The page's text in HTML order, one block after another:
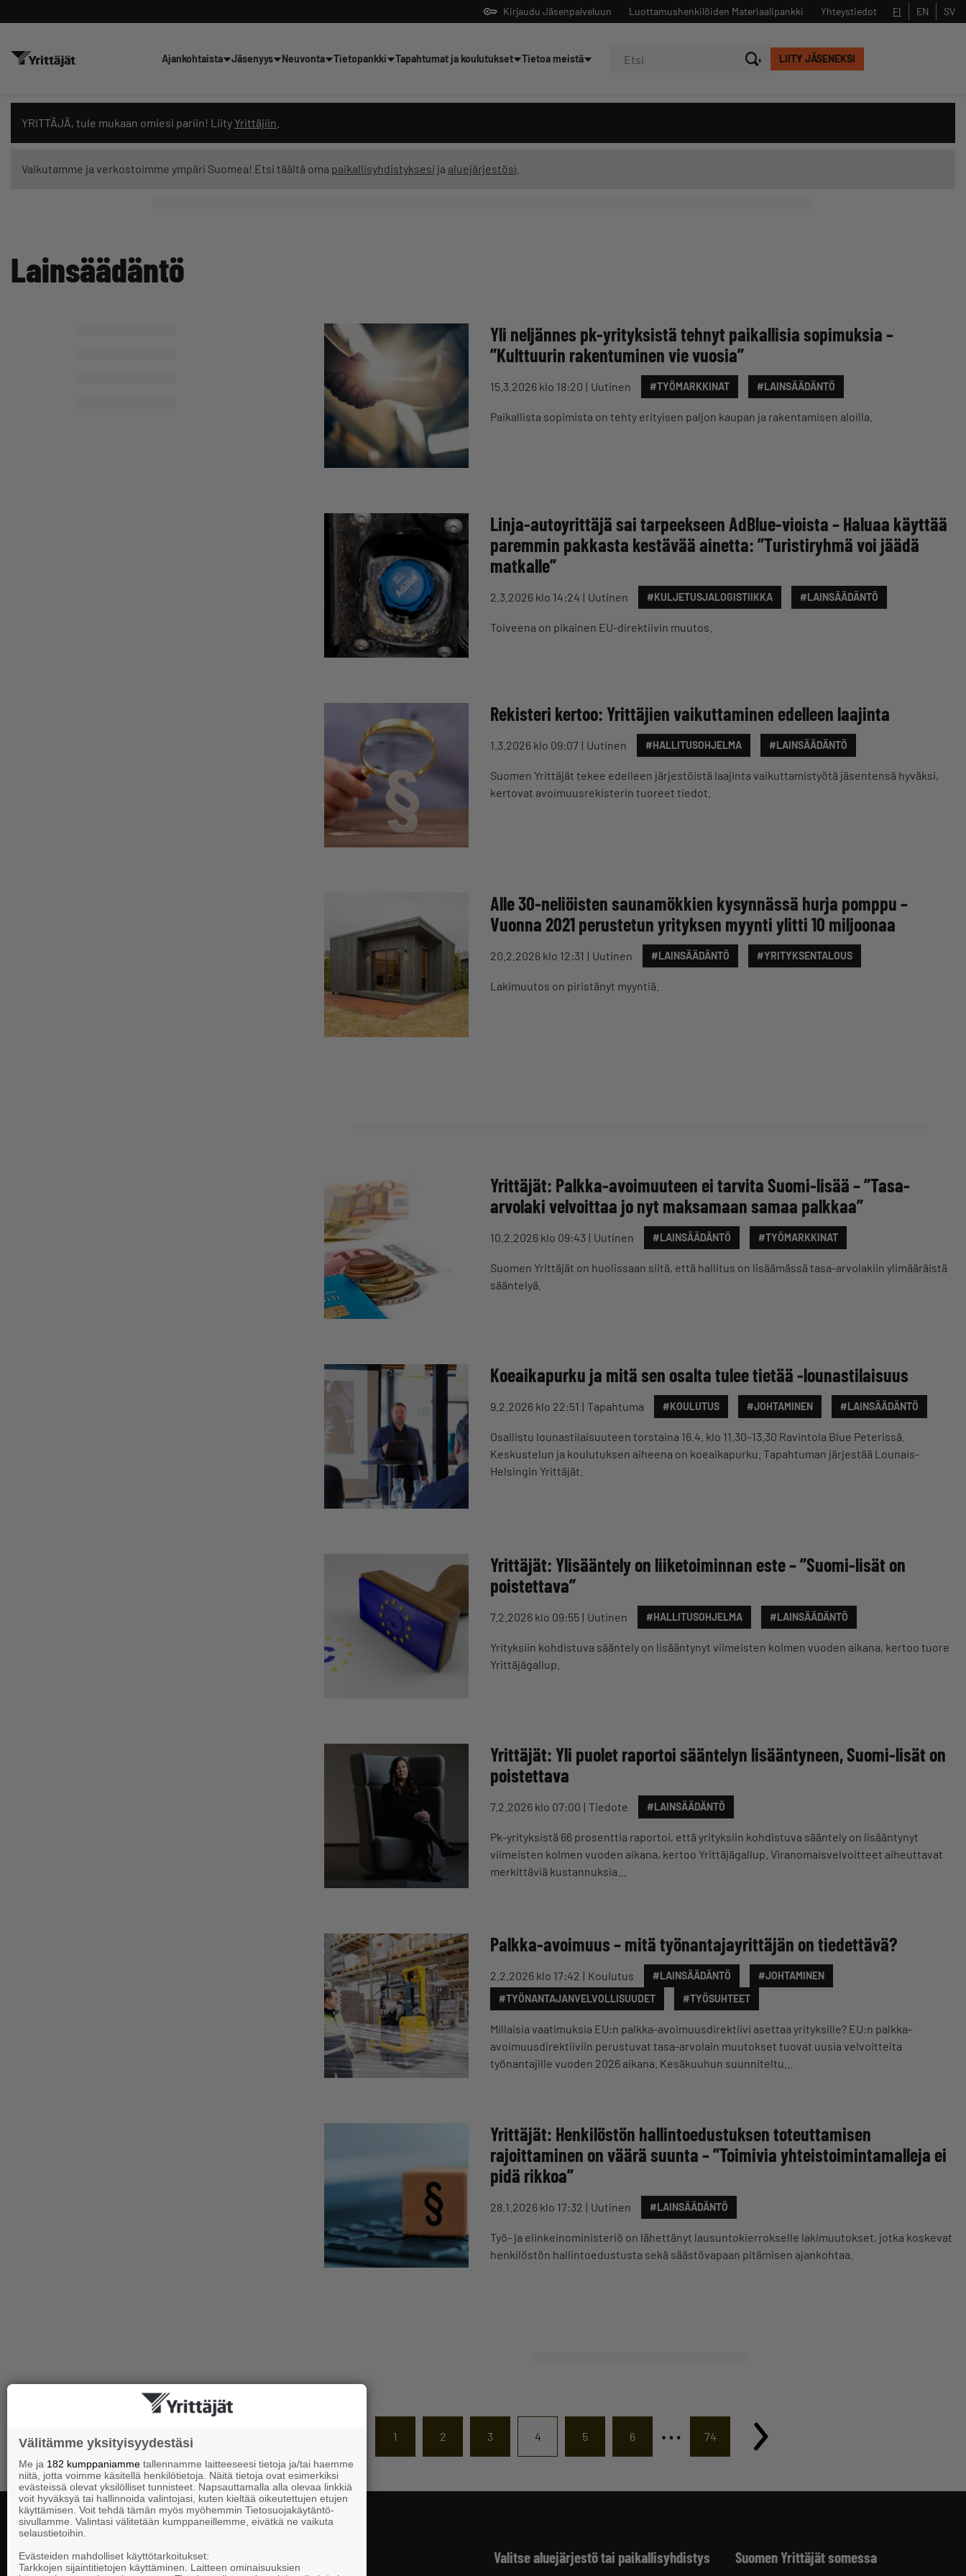
Kirjaudu Jäsenpalveluun Yhteystiedot
Luottamushenkilöiden Materiaalipankki FI EN SV
LIITY JÄSENEKSI
Ajankohtaista Jäsenyys Neuvonta Tietopankki Tapahtumat ja koulutukset Tietoa meistä
YRITTÄJÄ, tule mukaan omiesi pariin! Liity Yrittäjiin
Vaikutamme ja verkostoimme ympäri Suomea! Etsi täältä oma paikallisyhdistyksesi ja aluejärjestösi
Lainsäädäntö
Yli neljännes pk-yrityksistä tehnyt paikallisia sopimuksia –
”Kulttuurin rakentuminen vie vuosia”
15.3.2026 klo 18:20 Uutinen #TYÖMARKKINAT #LAINSÄÄDÄNTÖ
Paikallista sopimista on tehty erityisen paljon kaupan ja rakentamisen aloilla.
Linja-autoyrittäjä sai tarpeekseen AdBlue-vioista – Haluaa käyttää
paremmin pakkasta kestävää ainetta: ”Turistiryhmä voi jäädä
matkalle”
2.3.2026 klo 14:24 Uutinen #KULJETUSJALOGISTIIKKA #LAINSÄÄDÄNTÖ
Toiveena on pikainen EU-direktiivin muutos.
Rekisteri kertoo: Yrittäjien vaikuttaminen edelleen laajinta
1.3.2026 klo 09:07 Uutinen #HALLITUSOHJELMA #LAINSÄÄDÄNTÖ
Suomen Yrittäjät tekee edelleen järjestöistä laajinta vaikuttamistyötä jäsentensä hyväksi,
kertovat avoimuusrekisterin tuoreet tiedot.
Alle 30-neliöisten saunamökkien kysynnässä hurja pomppu –
Vuonna 2021 perustetun yrityksen myynti ylitti 10 miljoonaa
20.2.2026 klo 12:31 Uutinen #LAINSÄÄDÄNTÖ #YRITYKSENTALOUS
Lakimuutos on piristänyt myyntiä.
Yrittäjät: Palkka-avoimuuteen ei tarvita Suomi-lisää – ”Tasa-
arvolaki velvoittaa jo nyt maksamaan samaa palkkaa”
10.2.2026 klo 09:43 Uutinen #LAINSÄÄDÄNTÖ #TYÖMARKKINAT
Suomen Yrittäjät on huolissaan siitä, että hallitus on lisäämässä tasa-arvolakiin ylimääräistä
sääntelyä.
Koeaikapurku ja mitä sen osalta tulee tietää -lounastilaisuus
9.2.2026 klo 22:51 Tapahtuma #KOULUTUS #JOHTAMINEN #LAINSÄÄDÄNTÖ
Osallistu lounastilaisuuteen torstaina 16.4. klo 11.30–13.30 Ravintola Blue Peterissä.
Keskustelun ja koulutuksen aiheena on koeaikapurku. Tapahtuman järjestää Lounais-
Helsingin Yrittäjät.
Yrittäjät: Ylisääntely on liiketoiminnan este – ”Suomi-lisät on
poistettava”
7.2.2026 klo 09:55 Uutinen #HALLITUSOHJELMA #LAINSÄÄDÄNTÖ
Yrityksiin kohdistuva sääntely on lisääntynyt viimeisten kolmen vuoden aikana, kertoo tuore
Yrittäjägallup.
Yrittäjät: Yli puolet raportoi sääntelyn lisääntyneen, Suomi-lisät on
poistettava
7.2.2026 klo 07:00 Tiedote #LAINSÄÄDÄNTÖ
Pk-yrityksistä 66 prosenttia raportoi, että yrityksiin kohdistuva sääntely on lisääntynyt
viimeisten kolmen vuoden aikana, kertoo Yrittäjägallup. Viranomaisvelvoitteet aiheuttavat
merkittäviä kustannuksia…
Palkka-avoimuus – mitä työnantajayrittäjän on tiedettävä?
2.2.2026 klo 17:42 Koulutus #LAINSÄÄDÄNTÖ
#JOHTAMINEN
#TYÖNANTAJANVELVOLLISUUDET
#TYÖSUHTEET
Millaisia vaatimuksia EU:n palkka-avoimuusdirektiivi asettaa yrityksille? EU:n palkka-
avoimuusdirektiiviin perustuvat tasa-arvolain muutokset tuovat uusia velvoitteita
työnantajille vuoden 2026 aikana. Kesäkuuhun suunniteltu…
Yrittäjät: Henkilöstön hallintoedustuksen toteuttamisen
rajoittaminen on väärä suunta – ”Toimivia yhteistoimintamalleja ei
pidä rikkoa”
28.1.2026 klo 17:32 Uutinen #LAINSÄÄDÄNTÖ
Työ- ja elinkeinoministeriö on lähettänyt lausuntokierrokselle lakimuutokset, jotka koskevat
henkilöstön hallintoedustusta sekä säästövapaan pitämisen ajankohtaa.
1 2 3 4 5 6 … 74
Valitse aluejärjestö tai paikallisyhdistys Suomen Yrittäjät somessa
Sulje
Hae sivustolta tai kysy suoraan Yrittäjien tekoälyltä
Välitämme yksityisyydestäsi
Me ja 182 kumppaniamme tallennamme laitteeseesi tietoja ja/tai haemme
niitä, jotta voimme käsitellä henkilötietoja. Näitä tietoja ovat esimerkiksi
evästeissä olevat yksilölliset tunnisteet. Napsauttamalla alla olevaa linkkiä
voit hyväksyä tai hallinnoida valintojasi, kuten kieltää oikeutettujen etujen
käyttämisen. Voit tehdä tämän myös myöhemmin Tietosuojakäytäntö-
sivullamme. Valintasi välitetään kumppaneillemme, eivätkä ne vaikuta
selaustietoihin.
Evästeiden mahdolliset käyttötarkoitukset:
Tarkkojen sijaintitietojen käyttäminen. Laitteen ominaisuuksien